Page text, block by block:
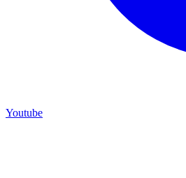
Youtube